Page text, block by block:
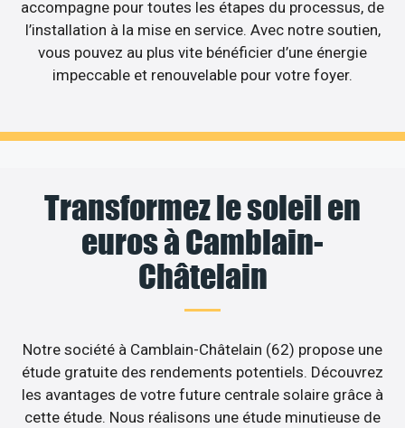
accompagne pour toutes les étapes du processus, de
l’installation à la mise en service. Avec notre soutien,
vous pouvez au plus vite bénéficier d’une énergie
impeccable et renouvelable pour votre foyer.
Transformez le soleil en
euros à Camblain-
Châtelain
Notre société à Camblain-Châtelain (62) propose une
étude gratuite des rendements potentiels. Découvrez
les avantages de votre future centrale solaire grâce à
cette étude. Nous réalisons une étude minutieuse de